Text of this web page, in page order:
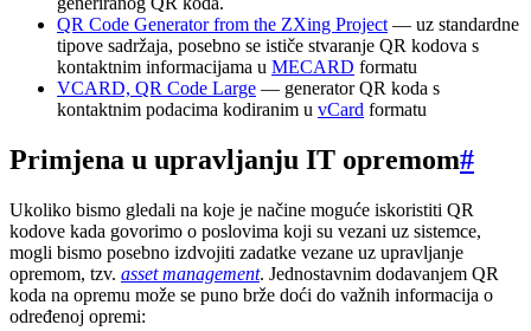
QR Code Generator from the ZXing Project — uz standardne
tipove sadržaja, posebno se ističe stvaranje QR kodova s
kontaktnim informacijama u MECARD formatu
VCARD, QR Code Large — generator QR koda s
kontaktnim podacima kodiranim u vCard formatu
Primjena u upravljanju IT opremom#
Ukoliko bismo gledali na koje je načine moguće iskoristiti QR
kodove kada govorimo o poslovima koji su vezani uz sistemce,
mogli bismo posebno izdvojiti zadatke vezane uz upravljanje
opremom, tzv. asset management. Jednostavnim dodavanjem QR
koda na opremu može se puno brže doći do važnih informacija o
određenoj opremi: